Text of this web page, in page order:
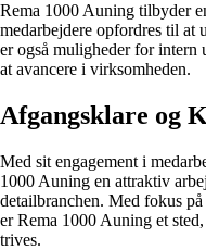
Rema 1000 Auning tilbyder
medarbejdere opfordres til at
er også muligheder for intern
at avancere i virksomheden.
Afgangsklare og
Med sit engagement i
1000 Auning en attraktiv
detailbranchen. Med fokus
er Rema 1000 Auning et
trives.